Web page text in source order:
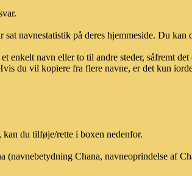
navnestatistik på deres hjemmeside. Du
enkelt navn eller to til andre steder, såfremt
du vil kopiere fra flere navne, er det kun
du tilføje/rette i boxen nedenfor.
Chana, navneoprindelse af